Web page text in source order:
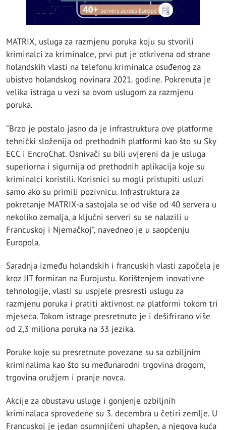
MATRIX, usluga za razmjenu poruka koju su stvorili
kriminalci za kriminalce, prvi put je otkrivena od strane
holandskih vlasti na telefonu kriminalca osuđenog za
ubistvo holandskog novinara 2021. godine. Pokrenuta je
velika istraga u vezi sa ovom uslugom za razmjenu
poruka.
“Brzo je postalo jasno da je infrastruktura ove platforme
tehnički složenija od prethodnih platformi kao što su Sky
ECC i EncroChat. Osnivači su bili uvjereni da je usluga
superiorna i sigurnija od prethodnih aplikacija koje su
kriminalci koristili. Korisnici su mogli pristupiti usluzi
samo ako su primili pozivnicu. Infrastruktura za
pokretanje MATRIX-a sastojala se od više od 40 servera u
nekoliko zemalja, a ključni serveri su se nalazili u
Francuskoj i Njemačkoj”, navedneo je u saopćenju
Europola.
Saradnja između holandskih i francuskih vlasti započela je
kroz JIT formiran na Eurojustu. Korištenjem inovativne
tehnologije, vlasti su uspjele presresti uslugu za
razmjenu poruka i pratiti aktivnost na platformi tokom tri
mjeseca. Tokom istrage presretnuto je i dešifrirano više
od 2,3 miliona poruka na 33 jezika.
Poruke koje su presretnute povezane su sa ozbiljnim
kriminalima kao što su međunarodni trgovina drogom,
trgovina oružjem i pranje novca.
Akcije za obustavu usluge i gonjenje ozbiljnih
kriminalaca sprovedene su 3. decembra u četiri zemlje. U
Francuskoj je jedan osumnjičeni uhapšen, a njegova kuća